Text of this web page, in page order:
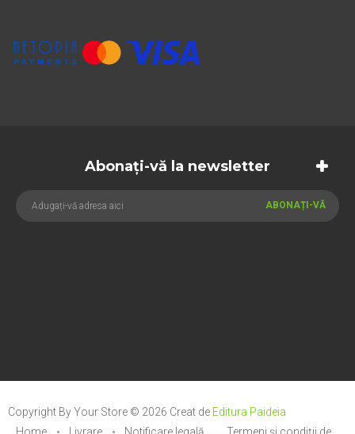
Abonați-vă la newsletter
ABONAȚI-VĂ
Copyright By Your Store © 2026 Creat de Editura Paideia